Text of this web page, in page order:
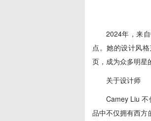
2024年，来
点。她的设计风
页，成为众多明星
关于设计师
Camey Liu
品中不仅拥有西方